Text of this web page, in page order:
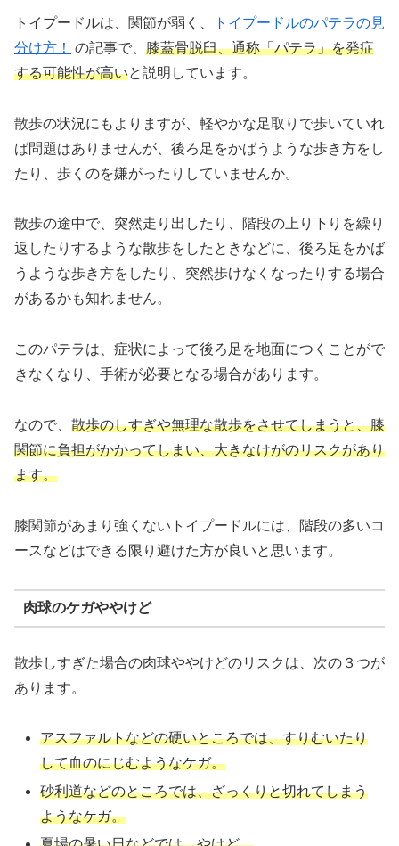
トイプードルは、関節が弱く、
トイプードルのパテラの見
分け方！
の記事で、 膝蓋骨脱臼、通称「パテラ」を発症
する可能性が高いと説明しています。
散歩の状況にもよりますが、軽やかな足取りで歩いていれ
ば問題はありませんが、後ろ足をかばうような歩き方をし
たり、歩くのを嫌がったりしていませんか。
散歩の途中で、突然走り出したり、階段の上り下りを繰り
返したりするような散歩をしたときなどに、後ろ足をかば
うような歩き方をしたり、突然歩けなくなったりする場合
があるかも知れません。
このパテラは、症状によって後ろ足を地面につくことがで
きなくなり、手術が必要となる場合があります。
なので、 散歩のしすぎや無理な散歩をさせてしまうと、膝
関節に負担がかかってしまい、大きなけがのリスクがあり
ます。
膝関節があまり強くないトイプードルには、階段の多いコ
ースなどはできる限り避けた方が良いと思います。
肉球のケガややけど
散歩しすぎた場合の肉球ややけどのリスクは、次の３つが
あります。
アスファルトなどの硬いところでは、すりむいたり
して血のにじむようなケガ。
砂利道などのところでは、ざっくりと切れてしまう
ようなケガ。